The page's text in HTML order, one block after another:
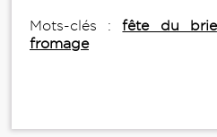
Mots-clés :fête du brie
fromage